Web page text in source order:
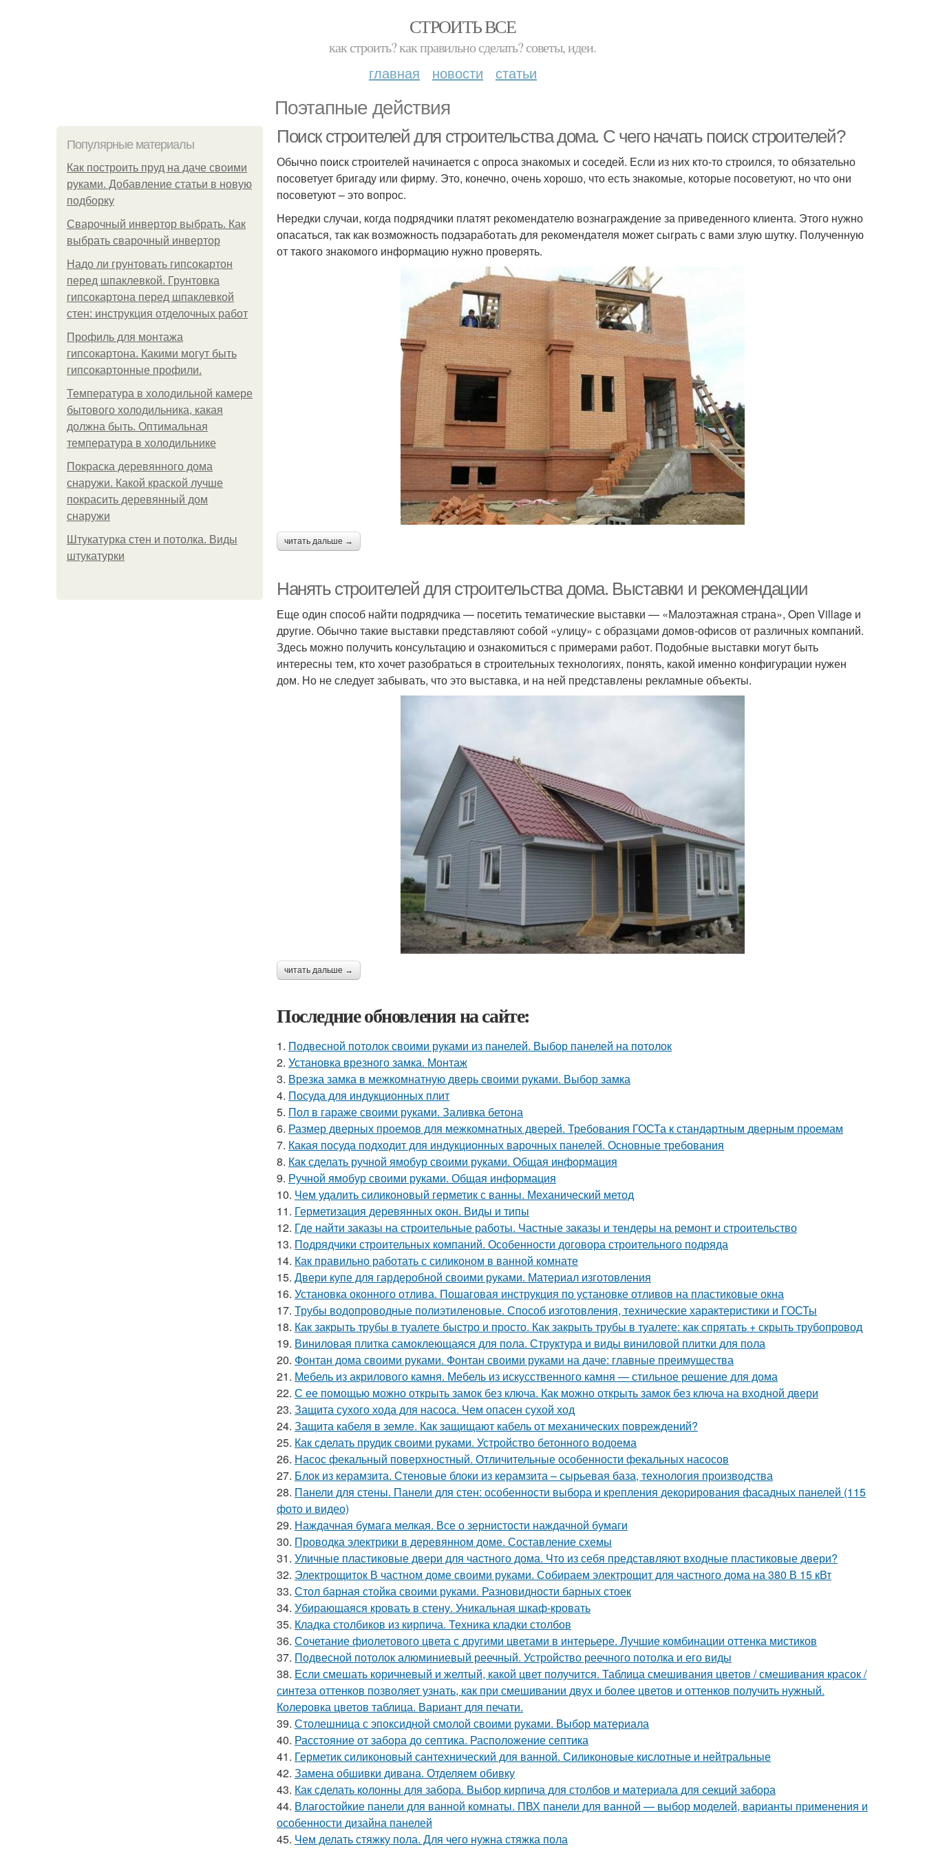
СТРОИТЬ ВСЕ
как строить? как правильно сделать? советы, идеи.
главная новости статьи
Поэтапные действия
Популярные материалы
Как построить пруд на даче своими
руками. Добавление статьи в новую
подборку
Сварочный инвертор выбрать. Как
выбрать сварочный инвертор
Надо ли грунтовать гипсокартон
перед шпаклевкой. Грунтовка
гипсокартона перед шпаклевкой
стен: инструкция отделочных работ
Профиль для монтажа
гипсокартона. Какими могут быть
гипсокартонные профили.
Температура в холодильной камере
бытового холодильника, какая
должна быть. Оптимальная
температура в холодильнике
Покраска деревянного дома
снаружи. Какой краской лучше
покрасить деревянный дом
снаружи
Штукатурка стен и потолка. Виды
штукатурки
Поиск строителей для строительства дома. С чего начать поиск строителей?
Обычно поиск строителей начинается с опроса знакомых и соседей. Если из них кто-то строился, то обязательно
посоветует бригаду или фирму. Это, конечно, очень хорошо, что есть знакомые, которые посоветуют, но что они
посоветуют – это вопрос.
Нередки случаи, когда подрядчики платят рекомендателю вознаграждение за приведенного клиента. Этого нужно
опасаться, так как возможность подзаработать для рекомендателя может сыграть с вами злую шутку. Полученную
от такого знакомого информацию нужно проверять.
читать дальше →
Нанять строителей для строительства дома. Выставки и рекомендации
Еще один способ найти подрядчика — посетить тематические выставки — «Малоэтажная страна», Open Village и
другие. Обычно такие выставки представляют собой «улицу» с образцами домов-офисов от различных компаний.
Здесь можно получить консультацию и ознакомиться с примерами работ. Подобные выставки могут быть
интересны тем, кто хочет разобраться в строительных технологиях, понять, какой именно конфигурации нужен
дом. Но не следует забывать, что это выставка, и на ней представлены рекламные объекты.
читать дальше →
Последние обновления на сайте:
1. Подвесной потолок своими руками из панелей. Выбор панелей на потолок
2. Установка врезного замка. Монтаж
3. Врезка замка в межкомнатную дверь своими руками. Выбор замка
4. Посуда для индукционных плит
5. Пол в гараже своими руками. Заливка бетона
6. Размер дверных проемов для межкомнатных дверей. Требования ГОСТа к стандартным дверным проемам
7. Какая посуда подходит для индукционных варочных панелей. Основные требования
8. Как сделать ручной ямобур своими руками. Общая информация
9. Ручной ямобур своими руками. Общая информация
10. Чем удалить силиконовый герметик с ванны. Механический метод
11. Герметизация деревянных окон. Виды и типы
12. Где найти заказы на строительные работы. Частные заказы и тендеры на ремонт и строительство
13. Подрядчики строительных компаний. Особенности договора строительного подряда
14. Как правильно работать с силиконом в ванной комнате
15. Двери купе для гардеробной своими руками. Материал изготовления
16. Установка оконного отлива. Пошаговая инструкция по установке отливов на пластиковые окна
17. Трубы водопроводные полиэтиленовые. Способ изготовления, технические характеристики и ГОСТы
18. Как закрыть трубы в туалете быстро и просто. Как закрыть трубы в туалете: как спрятать + скрыть трубопровод
19. Виниловая плитка самоклеющаяся для пола. Структура и виды виниловой плитки для пола
20. Фонтан дома своими руками. Фонтан своими руками на даче: главные преимущества
21. Мебель из акрилового камня. Мебель из искусственного камня — стильное решение для дома
22. С ее помощью можно открыть замок без ключа. Как можно открыть замок без ключа на входной двери
23. Защита сухого хода для насоса. Чем опасен сухой ход
24. Защита кабеля в земле. Как защищают кабель от механических повреждений?
25. Как сделать прудик своими руками. Устройство бетонного водоема
26. Насос фекальный поверхностный. Отличительные особенности фекальных насосов
27. Блок из керамзита. Стеновые блоки из керамзита – сырьевая база, технология производства
28. Панели для стены. Панели для стен: особенности выбора и крепления декорирования фасадных панелей (115
фото и видео)
29. Наждачная бумага мелкая. Все о зернистости наждачной бумаги
30. Проводка электрики в деревянном доме. Составление схемы
31. Уличные пластиковые двери для частного дома. Что из себя представляют входные пластиковые двери?
32. Электрощиток В частном доме своими руками. Собираем электрощит для частного дома на 380 В 15 кВт
33. Стол барная стойка своими руками. Разновидности барных стоек
34. Убирающаяся кровать в стену. Уникальная шкаф-кровать
35. Кладка столбиков из кирпича. Техника кладки столбов
36. Сочетание фиолетового цвета с другими цветами в интерьере. Лучшие комбинации оттенка мистиков
37. Подвесной потолок алюминиевый реечный. Устройство реечного потолка и его виды
38. Если смешать коричневый и желтый, какой цвет получится. Таблица смешивания цветов / смешивания красок /
синтеза оттенков позволяет узнать, как при смешивании двух и более цветов и оттенков получить нужный.
Колеровка цветов таблица. Вариант для печати.
39. Столешница с эпоксидной смолой своими руками. Выбор материала
40. Расстояние от забора до септика. Расположение септика
41. Герметик силиконовый сантехнический для ванной. Силиконовые кислотные и нейтральные
42. Замена обшивки дивана. Отделяем обивку
43. Как сделать колонны для забора. Выбор кирпича для столбов и материала для секций забора
44. Влагостойкие панели для ванной комнаты. ПВХ панели для ванной — выбор моделей, варианты применения и
особенности дизайна панелей
45. Чем делать стяжку пола. Для чего нужна стяжка пола